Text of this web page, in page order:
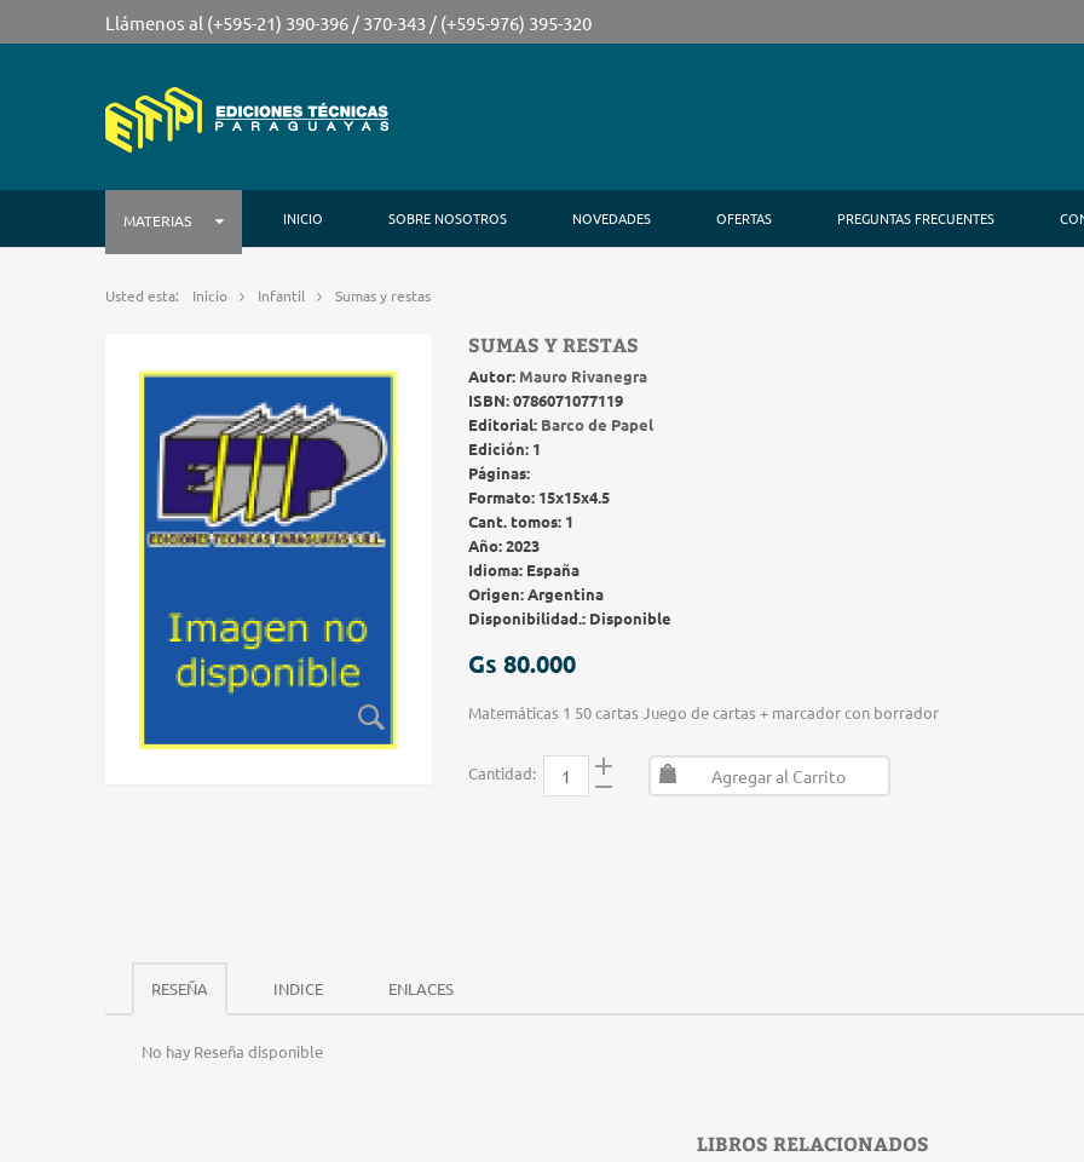
Llámenos al (+595-21) 390-396 / 370-343 / (+595-976) 395-320
MATERIAS INICIO SOBRE NOSOTROS NOVEDADES OFERTAS PREGUNTAS FRECUENTES
Usted esta: Inicio Infantil Sumas y restas
SUMAS Y RESTAS
Autor: Mauro Rivanegra
ISBN:0786071077119
Editorial: Barco de Papel
Edición: 1
Páginas:
Formato: 15x15x4.5
Cant. tomos: 1
Año:2023
Idioma: España
Origen:Argentina
Disponibilidad.: Disponible
Gs 80.000
Matemáticas 1 50 cartas Juego de cartas + marcador con borrador
Cantidad: Agregar al Carrito
RESEÑA INDICE ENLACES
No hay Reseña disponible
LIBROS RELACIONADOS